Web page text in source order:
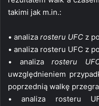
takimi jak m.in.:
• analiza rosteru UFC z
• analiza rosteru UFC z
• analizarosteru
uwzględnieniem
poprzednią walkę
• analiza rosteru